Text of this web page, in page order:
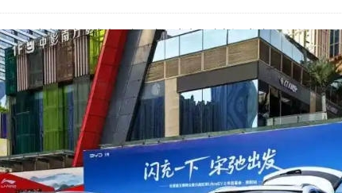
作者：遵义人才网,遵义人事人才网,遵义人才市场-遵才汇 浏览量：